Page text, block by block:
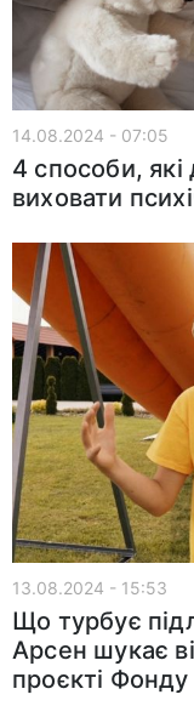
14.08.2024 - 07:05
4 способи,
виховати
13.08.2024 - 15:53
Що турбує
Арсен шукає
проєкті